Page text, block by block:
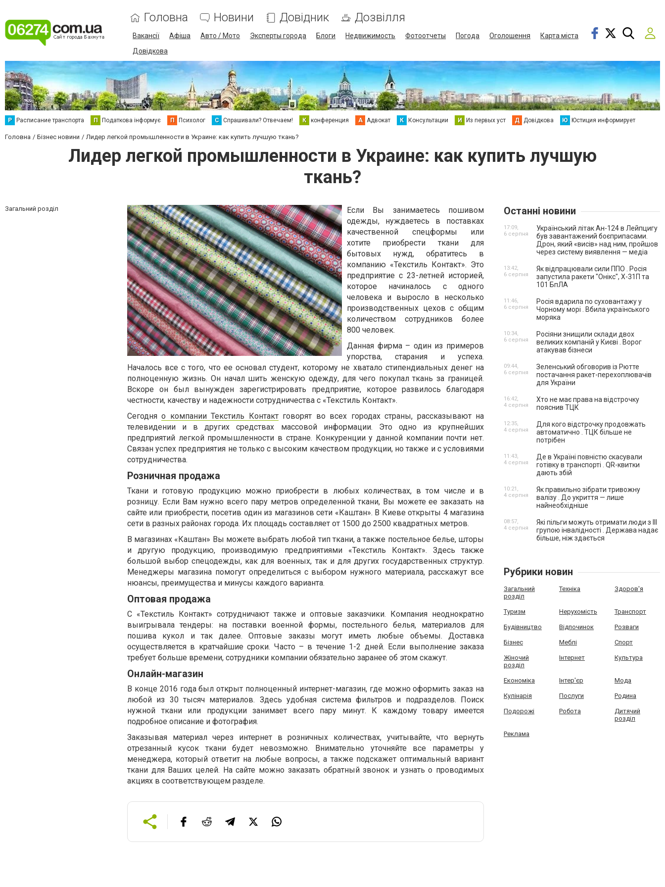
Головна Новини Довідник Дозвілля
Вакансії Афіша Авто / Мото Эксперты города Блоги Недвижимость Фотоотчеты Погода Оголошення
Карта міста
Довідкова
Р Расписание транспорта П Податкова інформує П Психолог С Спрашивали? Отвечаем! К конференция А Адвокат К Консультации И Из первых уст Д Довідкова Ю Юстиция информирует
Головна Бізнес новини Лидер легкой промышленности в Украине: как купить лучшую ткань?
Лидер легкой промышленности в Украине: как купить лучшую
ткань?
Загальний розділ
Если Вы занимаетесь пошивом
одежды, нуждаетесь в поставках
качественной спецформы или
хотите приобрести ткани для
бытовых нужд, обратитесь в
компанию «Текстиль Контакт». Это
предприятие с 23-летней историей,
которое начиналось с одного
человека и выросло в несколько
производственных цехов с общим
количеством сотрудников более
800 человек.
Данная фирма – один из примеров
упорства, старания и успеха.
Началось все с того, что ее основал студент, которому не хватало стипендиальных денег на
полноценную жизнь. Он начал шить женскую одежду, для чего покупал ткань за границей.
Вскоре он был вынужден зарегистрировать предприятие, которое развилось благодаря
честности, качеству и надежности сотрудничества с «Текстиль Контакт».
Сегодняо компании Текстиль Контактговорят во всех городах страны, рассказывают на
телевидении и в других средствах массовой информации. Это одно из крупнейших
предприятий легкой промышленности в стране. Конкуренции у данной компании почти нет.
Связан успех предприятия не только с высоким качеством продукции, но также и с условиями
сотрудничества.
Розничная продажа
Ткани и готовую продукцию можно приобрести в любых количествах, в том числе и в
розницу. Если Вам нужно всего пару метров определенной ткани, Вы можете ее заказать на
сайте или приобрести, посетив один из магазинов сети «Каштан». В Киеве открыты 4 магазина
сети в разных районах города. Их площадь составляет от 1500 до 2500 квадратных метров.
В магазинах «Каштан» Вы можете выбрать любой тип ткани, а также постельное белье, шторы
и другую продукцию, производимую предприятиями «Текстиль Контакт». Здесь также
большой выбор спецодежды, как для военных, так и для других государственных структур.
Менеджеры магазина помогут определиться с выбором нужного материала, расскажут все
нюансы, преимущества и минусы каждого варианта.
Оптовая продажа
С «Текстиль Контакт» сотрудничают также и оптовые заказчики. Компания неоднократно
выигрывала тендеры: на поставки военной формы, постельного белья, материалов для
пошива кукол и так далее. Оптовые заказы могут иметь любые объемы. Доставка
осуществляется в кратчайшие сроки. Часто – в течение 1-2 дней. Если выполнение заказа
требует больше времени, сотрудники компании обязательно заранее об этом скажут.
Онлайн-магазин
В конце 2016 года был открыт полноценный интернет-магазин, где можно оформить заказ на
любой из 30 тысяч материалов. Здесь удобная система фильтров и подразделов. Поиск
нужной ткани или продукции занимает всего пару минут. К каждому товару имеется
подробное описание и фотография.
Заказывая материал через интернет в розничных количествах, учитывайте, что вернуть
отрезанный кусок ткани будет невозможно. Внимательно уточняйте все параметры у
менеджера, который ответит на любые вопросы, а также подскажет оптимальный вариант
ткани для Ваших целей. На сайте можно заказать обратный звонок и узнать о проводимых
акциях в соответствующем разделе.
Останні новини
Український літак Ан-124 в Лейпцигу
був завантажений боєприпасами.
Дрон, який «висів» над ним, пройшов
через систему виявлення — медіа
17:09,
6 серпня
Як відпрацювали сили ППО . Росія
запустила ракети "Онікс", Х-31П та
101 БпЛА
13:42,
6 серпня
Росія вдарила по суховантажу у
Чорному морі . Вбила українського
моряка
11:46,
6 серпня
Росіяни знищили склади двох
великих компаній у Києві . Ворог
атакував бізнеси
10:34,
6 серпня
Зеленський обговорив із Рютте
постачання ракет-перехоплювачів
для України
09:44,
6 серпня
Хто не має права на відстрочку
пояснив ТЦК
16:42,
4 серпня
Для кого відстрочку продовжать
автоматично . ТЦК більше не
потрібен
12:35,
4 серпня
Де в Україні повністю скасували
готівку в транспорті . QR-квитки
дають збій
11:43,
4 серпня
Як правильно зібрати тривожну
валізу . До укриття — лише
найнеобхідніше
10:21,
4 серпня
Які пільги можуть отримати люди з III
групою інвалідності . Держава надає
більше, ніж здається
08:57,
4 серпня
Рубрики новин
Загальний
розділ
Техніка Здоров'я
Туризм Нерухомість Транспорт
Будівництво Відпочинок Розваги
Бізнес Меблі Спорт
Жіночий
розділ
Інтернет Культура
Економіка Інтер'єр Мода
Кулінарія Послуги Родина
Подорожі Робота
Дитячий
розділ
Реклама